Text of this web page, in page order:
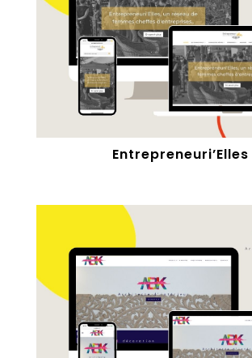
Entrepreneuri’Elles